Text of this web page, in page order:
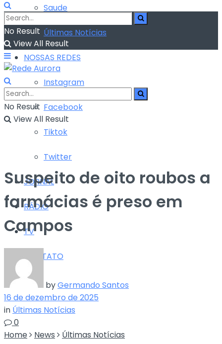
Saude
Últimas Notícias
NOSSAS REDES
Instagram
Facebook
Tiktok
Twitter
JORNAL
RÁDIO
TV
CONTATO
No Result
View All Result
No Result
View All Result
Suspeito de oito roubos a
farmácias é preso em
Campos
byGermando Santos
16 de dezembro de 2025
in Últimas Notícias
0
Home
News Últimas Notícias